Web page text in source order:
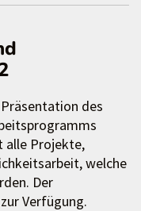
des
alle Projekte,
welche
Der
Verfügung.